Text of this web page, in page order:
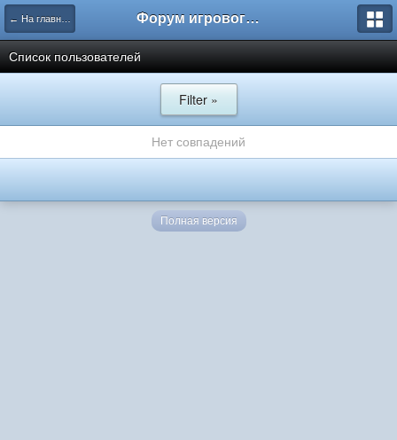
← На главную Форум игрового проекта Riverrise
Список пользователей
Filter »
Нет совпадений
Полная версия